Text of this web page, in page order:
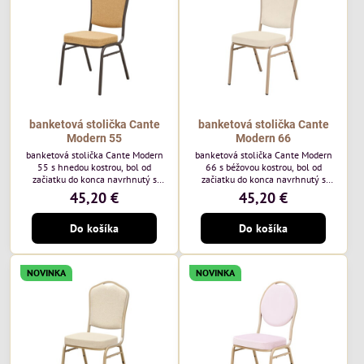
každodenné...
banketová stolička Cante
Modern 55
banketová stolička Cante Modern
55 s hnedou kostrou, bol od
začiatku do konca navrhnutý s
ohľadom na elegantné a
sofistikované priestory pre
pohostinstvá. Má hnedý rám a
medovo tónované čalúnenie Moss
48 od poľskej značky Davis –
medový odtieň s mäkkým
povrchom - je ideálna do svetlých
priestorov. Stolička kombinuje
klasický dizajn s modernou
funkčnosťou. Je odolná, pohodlná a
pripravená na...
45,20 €
Do košíka
banketová stolička Cante
Modern 66
banketová stolička Cante Modern
66 s béžovou kostrou, bol od
začiatku do konca navrhnutý s
ohľadom na elegantné a
sofistikované priestory pre
pohostinstvá. Má béžový rám a
čalúnenie Soro 02 od poľskej
značky Davis – béžová farba s
mäkkým povrchom je ideálna do
svetlých priestorov. Stolička
kombinuje klasický dizajn s
modernou funkčnosťou. Je odolná,
pohodlná a pripravená na
každodenné použitie...
45,20 €
Do košíka
NOVINKA NOVINKA